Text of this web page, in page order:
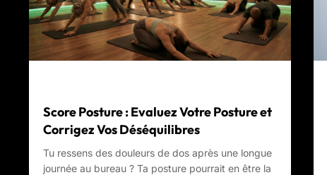
Score Posture : Evaluez Votre Posture et
Corrigez Vos Déséquilibres
Tu ressens des douleurs de dos après une longue
journée au bureau ? Ta posture pourrait en être la